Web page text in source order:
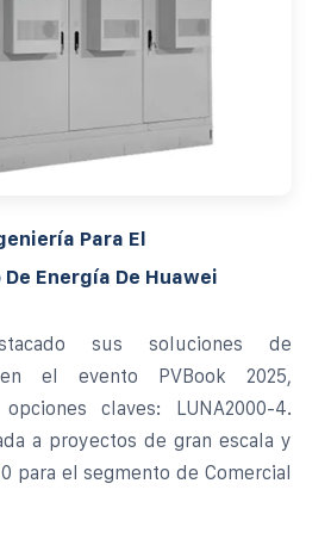
Para El
Energía De Huawei
sus soluciones de
en el evento PVBook 2025,
claves: LUNA2000-4.
a proyectos de gran escala y
para el segmento de Comercial